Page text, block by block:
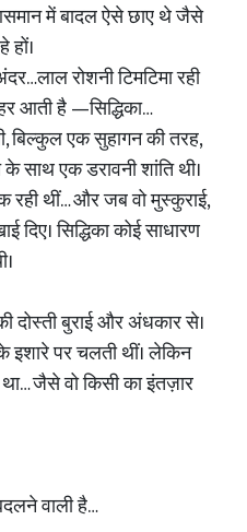
में बादल ऐसे छाए थे जैसे
रोशनी टिमटिमा रही
आती है —सिद्धिका…
बिल्कुल एक सुहागन की तरह,
एक डरावनी शांति थी।
थीं… और जब वो मुस्कुराई,
दिए। सिद्धिका कोई साधारण
बुराई और अंधकार से।
पर चलती थीं। लेकिन
जैसे वो किसी का इंतज़ार
वाली है…